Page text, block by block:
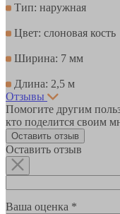
Тип: наружная
Цвет: слоновая кость
Ширина: 7 мм
Длина: 2,5 м
Отзывы
Помогите другим
кто поделится своим
Оставить отзыв
Оставить отзыв
Ваша оценка *